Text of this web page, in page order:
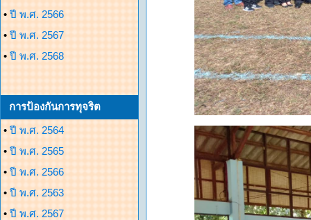
• ปี พ.ศ. 2566
• ปี พ.ศ. 2567
• ปี พ.ศ. 2568
การป้องกันการทุจริต
• ปี พ.ศ. 2564
• ปี พ.ศ. 2565
• ปี พ.ศ. 2566
• ปี พ.ศ. 2563
• ปี พ.ศ. 2567